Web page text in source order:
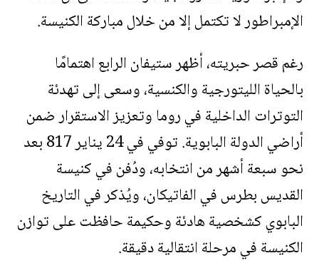
الإمبراطور لا تكتمل إلا من خلال مباركة الكنيسة.
رغم قصر حبريته، أظهر ستيفان الرابع اهتمامًا
بالحياة الليتورجية والكنسية، وسعى إلى تهدئة
التوترات الداخلية في روما وتعزيز الاستقرار ضمن
أراضي الدولة البابوية. توفي في 24 يناير 817 بعد
نحو سبعة أشهر من انتخابه، ودُفن في كنيسة
القديس بطرس في الفاتيكان، ويُذكر في التاريخ
البابوي كشخصية هادئة وحكيمة حافظت على توازن
الكنيسة في مرحلة انتقالية دقيقة.